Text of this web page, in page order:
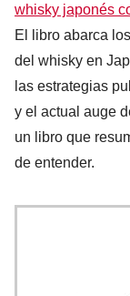
whisky japonés
El libro abarca
del whisky en
las estrategias
y el actual auge
un libro que
de entender.